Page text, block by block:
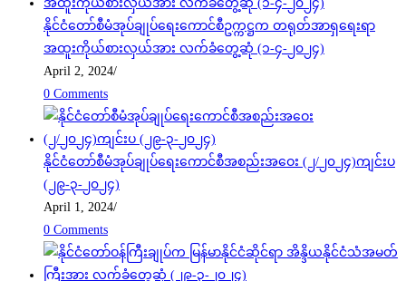
နိုင်ငံတော်စီမံအုပ်ချုပ်ရေးကောင်စီဥက္ကဋ္ဌက တရုတ်အာရှရေးရာ
အထူးကိုယ်စားလှယ်အား လက်ခံတွေ့ဆုံ (၁-၄-၂၀၂၄)
April 2, 2024/
0 Comments
နိုင်ငံတော်စီမံအုပ်ချုပ်ရေးကောင်စီအစည်းအဝေး (၂/၂၀၂၄)ကျင်းပ
(၂၉-၃-၂၀၂၄)
April 1, 2024/
0 Comments